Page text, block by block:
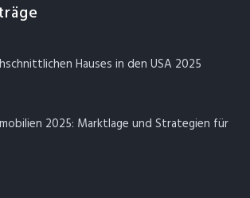
Hauses in den USA 2025
2025: Marktlage und Strategien für